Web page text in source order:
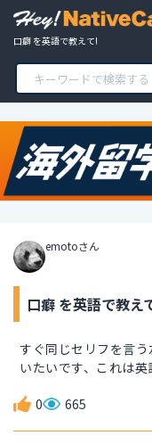
口癖 を英語で教えて!
emotoさん
口癖 を英語で教え
すぐ同じセリフを言
いたいです、これは
0 665